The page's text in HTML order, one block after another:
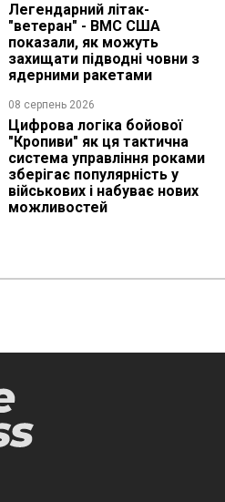
Легендарний літак-
"ветеран" - ВМС США
показали, як можуть
захищати підводні човни з
ядерними ракетами
08 серпень 2026
Цифрова логіка бойової
"Кропиви" як ця тактична
система управління роками
зберігає популярність у
військових і набуває нових
можливостей